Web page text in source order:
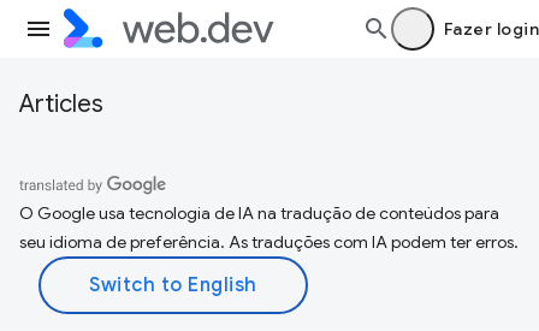
Fazer login
Articles
O Google usa tecnologia de IA na tradução de conteúdos para
seu idioma de preferência. As traduções com IA podem ter erros.